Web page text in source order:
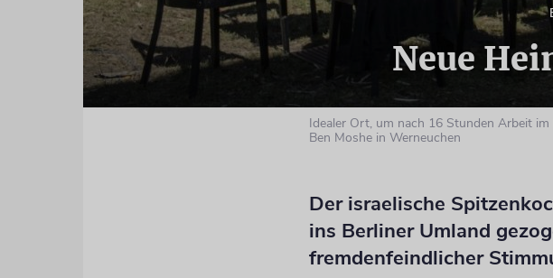
Neue
Idealer Ort, um nach 16 Stunden Arbeit
Ben Moshe in Werneuchen
Der israelische
ins Berliner Umland
fremdenfeindlicher